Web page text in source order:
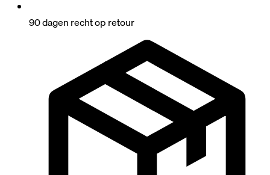
90 dagen recht op retour